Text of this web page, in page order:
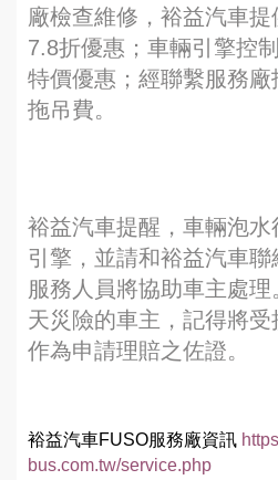
廠檢查維修，裕益汽車
7.8折優惠；車輛引擎控
特價優惠；經聯繫服務
拖吊費。
裕益汽車提醒，車輛泡
引擎，並請和裕益汽車
服務人員將協助車主處
天災險的車主，記得將受
作為申請理賠之佐證。
裕益汽車FUSO服務廠資訊
bus.com.tw/service.php